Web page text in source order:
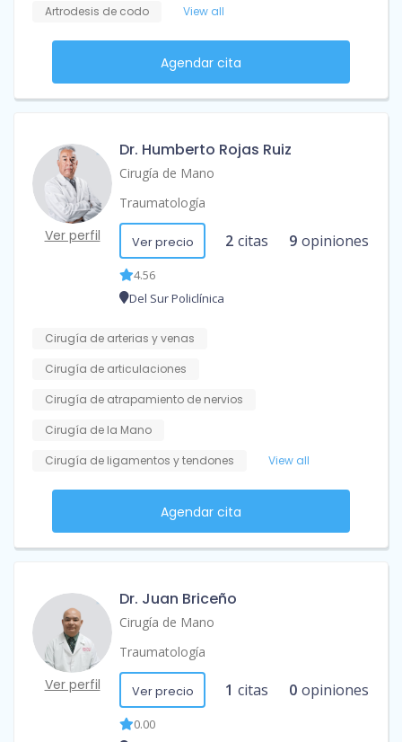
Artrodesis de codo
View all
Agendar cita
Ver perfil
Dr. Humberto Rojas Ruiz
Cirugía de Mano
Traumatología
Ver precio 2 citas 9 opiniones
4.56
Del Sur Policlínica
Cirugía de arterias y venas
Cirugía de articulaciones
Cirugía de atrapamiento de nervios
Cirugía de la Mano
Cirugía de ligamentos y tendones
View all
Agendar cita
Ver perfil
Dr. Juan Briceño
Cirugía de Mano
Traumatología
Ver precio 1 citas 0 opiniones
0.00